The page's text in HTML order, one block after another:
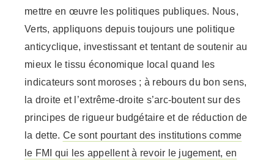
mettre en œuvre les politiques publiques. Nous,
Verts, appliquons depuis toujours une politique
anticyclique, investissant et tentant de soutenir au
mieux le tissu économique local quand les
indicateurs sont moroses ; à rebours du bon sens,
la droite et l’extrême-droite s’arc-boutent sur des
principes de rigueur budgétaire et de réduction de
la dette. Ce sont pourtant des institutions comme
le FMI qui les appellent à revoir le jugement, en